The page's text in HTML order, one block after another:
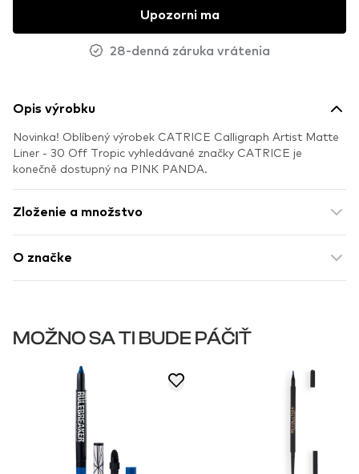
Upozorni ma
28-denná záruka vrátenia
Opis výrobku
Novinka! Oblíbený výrobek CATRICE Calligraph Artist Matte
Liner - 30 Off Tropic vyhledávané značky CATRICE je
konečně dostupný na PINK PANDA.
Zloženie a množstvo
O značke
MOŽNO SA TI BUDE PÁČIŤ